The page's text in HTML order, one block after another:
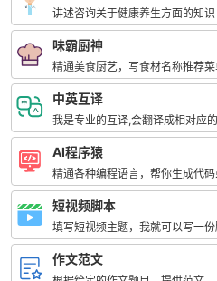
讲述咨询关于健康养生方面的知识
味霸厨神
精通美食厨艺，写食材名称推荐
中英互译
我是专业的互译,会翻译成相对应
AI程序猿
精通各种编程语言，帮你生成代
短视频脚本
填写短视频主题，我就可以写一
作文范文